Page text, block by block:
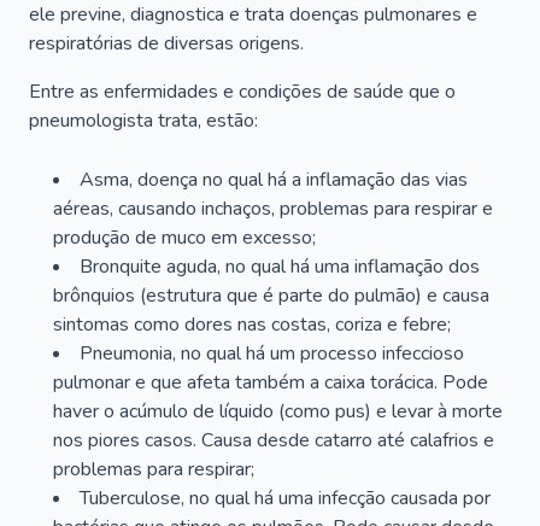
ele previne, diagnostica e trata doenças pulmonares e
respiratórias de diversas origens.
Entre as enfermidades e condições de saúde que o
pneumologista trata, estão:
Asma, doença no qual há a inflamação das vias
aéreas, causando inchaços, problemas para respirar e
produção de muco em excesso;
Bronquite aguda, no qual há uma inflamação dos
brônquios (estrutura que é parte do pulmão) e causa
sintomas como dores nas costas, coriza e febre;
Pneumonia, no qual há um processo infeccioso
pulmonar e que afeta também a caixa torácica. Pode
haver o acúmulo de líquido (como pus) e levar à morte
nos piores casos. Causa desde catarro até calafrios e
problemas para respirar;
Tuberculose, no qual há uma infecção causada por